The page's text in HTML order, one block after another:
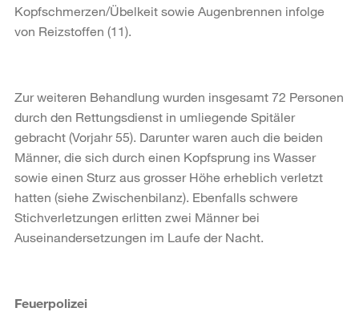
Kopfschmerzen/Übelkeit sowie Augenbrennen infolge
von Reizstoffen (11).
Zur weiteren Behandlung wurden insgesamt 72 Personen
durch den Rettungsdienst in umliegende Spitäler
gebracht (Vorjahr 55). Darunter waren auch die beiden
Männer, die sich durch einen Kopfsprung ins Wasser
sowie einen Sturz aus grosser Höhe erheblich verletzt
hatten (siehe Zwischenbilanz). Ebenfalls schwere
Stichverletzungen erlitten zwei Männer bei
Auseinandersetzungen im Laufe der Nacht.
Feuerpolizei